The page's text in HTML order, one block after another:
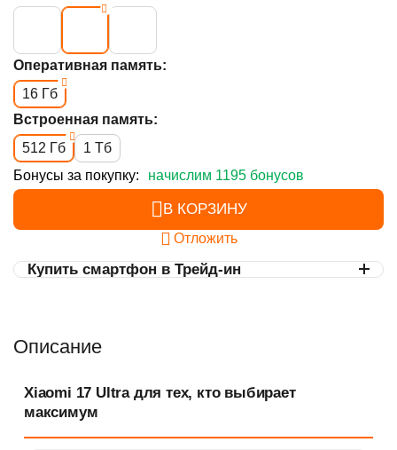
Оперативная память:
16 Гб
Встроенная память:
512 Гб
1 Тб
Бонусы за покупку:
начислим 1195 бонусов
В КОРЗИНУ
Отложить
Купить смартфон в Трейд-ин
Описание
Xiaomi 17 Ultra для тех, кто выбирает
максимум